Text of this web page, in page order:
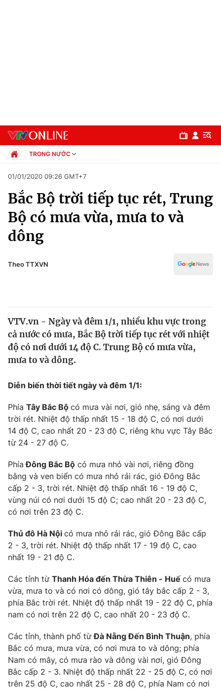
Chuyên mục
Chính trị
Thế giới
Tin tức
Thế giới đó đây
Tài chính
Thị trường
Góc doanh nghiệp
Truyền hình
Phim VTV
Hậu trường
Nhân vật
Khán giả
Điện ảnh
Âm nhạc
Sao
Đời sống
Du lịch
Chất lượng cuộc sống
Giáo dục
Tuyển sinh
Học trực tuyến
Công nghệ
Hitech Công nghệ tương lai
Sản phẩm
Thị trường
Tư vấn
Lịch phát sóng
Chuyên mục khác
Emagazine Podcast
Photo Infographic
TRONG NƯỚC
Xã hội
Pháp luật
Kinh tế
Thể thao
Truyền hình
Văn hóa - Giải trí
01/01/2020 09:26 GMT+7
Bắc Bộ trời tiếp tục rét, Trung
Bộ có mưa vừa, mưa to và
dông
Theo TTXVN
VTV.vn - Ngày và đêm 1/1, nhiều khu vực trong
cả nước có mưa, Bắc Bộ trời tiếp tục rét với nhiệt
độ có nơi dưới 14 độ C. Trung Bộ có mưa vừa,
mưa to và dông.
Diễn biến thời tiết ngày và đêm 1/1:
Phía Tây Bắc Bộ có mưa vài nơi, gió nhẹ, sáng và đêm
trời rét. Nhiệt độ thấp nhất 15 - 18 độ C, có nơi dưới
14 độ C, cao nhất 20 - 23 độ C, riêng khu vực Tây Bắc
từ 24 - 27 độ C.
Phía Đông Bắc Bộ có mưa nhỏ vài nơi, riêng đồng
bằng và ven biển có mưa nhỏ rải rác, gió Đông Bắc
cấp 2 - 3, trời rét. Nhiệt độ thấp nhất 16 - 19 độ C,
vùng núi có nơi dưới 15 độ C; cao nhất 20 - 23 độ C,
có nơi trên 23 độ C.
Thủ đô Hà Nội có mưa nhỏ rải rác, gió Đông Bắc cấp
2 - 3, trời rét. Nhiệt độ thấp nhất 17 - 19 độ C, cao
nhất 19 - 21 độ C.
Các tỉnh từ Thanh Hóa đến Thừa Thiên - Huế có mưa
vừa, mưa to và có nơi có dông, gió tây bắc cấp 2 - 3,
phía Bắc trời rét. Nhiệt độ thấp nhất 19 - 22 độ C, phía
nam có nơi trên 22 độ C, cao nhất 20 - 23 độ C.
Các tỉnh, thành phố từĐà Nẵng Đến Bình Thuận, phía
Bắc có mưa, mưa vừa, có nơi mưa to và dông; phía
Nam có mây, có mưa rào và dông vài nơi, gió Đông
Bắc cấp 2 - 3. Nhiệt độ thấp nhất 22 - 25 độ C, có nơi
trên 25 độ C, cao nhất 25 - 28 độ C, phía Nam có nơi